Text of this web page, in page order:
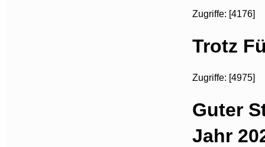
Zugriffe: [4176]
Trotz
Zugriffe: [4975]
Guter
Jahr